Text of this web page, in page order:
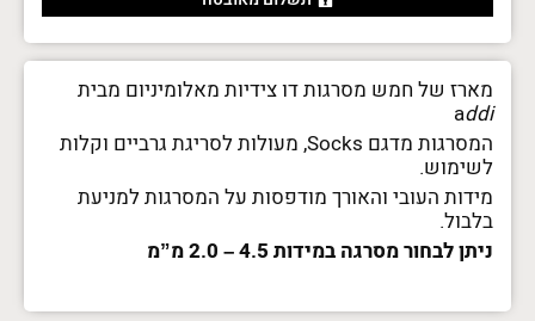
מארז של חמש מסרגות דו צידיות מאלומיניום מבית
addi
המסרגות מדגם Socks, מעולות לסריגת גרביים וקלות
לשימוש.
מידות העובי והאורך מודפסות על המסרגות למניעת
בלבול.
ניתן לבחור מסרגה במידות 4.5 – 2.0 מ”מ